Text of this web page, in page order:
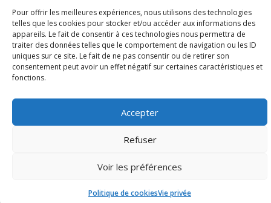
Pour offrir les meilleures expériences, nous utilisons des technologies
telles que les cookies pour stocker et/ou accéder aux informations des
appareils. Le fait de consentir à ces technologies nous permettra de
traiter des données telles que le comportement de navigation ou les ID
uniques sur ce site. Le fait de ne pas consentir ou de retirer son
consentement peut avoir un effet négatif sur certaines caractéristiques et
fonctions.
Accepter
Refuser
Voir les préférences
Politique de cookiesVie privée